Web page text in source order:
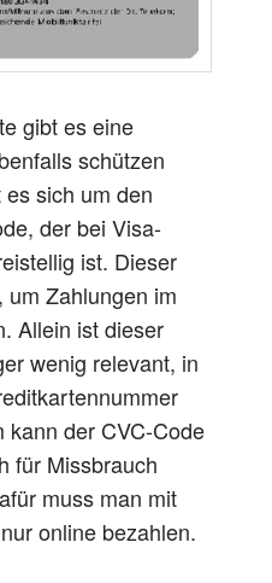
gibt es eine
schützen
sich um den
der bei Visa-
ist. Dieser
Zahlungen im
Allein ist dieser
wenig relevant, in
kann der CVC-Code
für Missbrauch
muss man mit
online bezahlen.